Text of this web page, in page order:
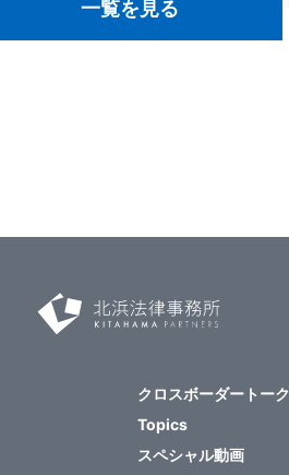
一覧を見る
クロスボーダートーク
Topics
スペシャル動画